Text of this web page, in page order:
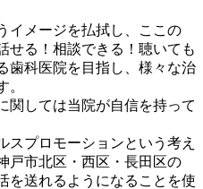
イメージを払拭し、ここの
せる！相談できる！聴いても
歯科医院を目指し、様々な治
。
関しては当院が自信を持って
スプロモーションという考え
戸市北区・西区・長田区の
を送れるようになることを使